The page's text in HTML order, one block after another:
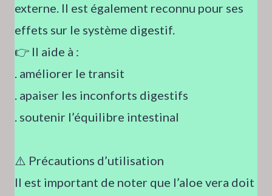
externe. Il est également reconnu pour ses
effets sur le système digestif.
👉 Il aide à :
. améliorer le transit
. apaiser les inconforts digestifs
. soutenir l’équilibre intestinal
⚠️ Précautions d’utilisation
Il est important de noter que l’aloe vera doit